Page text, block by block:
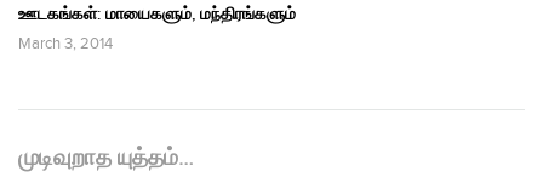
ஊடகங்கள்: மாயைகளும், மந்திரங்களும்
March 3, 2014
முடிவுறாத யுத்தம்…